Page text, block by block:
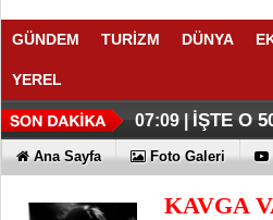
GÜNDEM TURİZM DÜNYA
YEREL
07:09 | İŞTE O
Ana Sayfa Foto Galeri
KAVGA